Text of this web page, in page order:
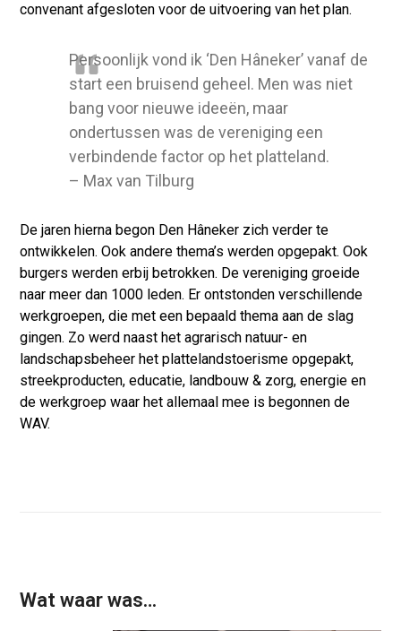
convenant afgesloten voor de uitvoering van het plan.
Persoonlijk vond ik ‘Den Hâneker’ vanaf de
start een bruisend geheel. Men was niet
bang voor nieuwe ideeën, maar
ondertussen was de vereniging een
verbindende factor op het platteland.
– Max van Tilburg
De jaren hierna begon Den Hâneker zich verder te
ontwikkelen. Ook andere thema’s werden opgepakt. Ook
burgers werden erbij betrokken. De vereniging groeide
naar meer dan 1000 leden. Er ontstonden verschillende
werkgroepen, die met een bepaald thema aan de slag
gingen. Zo werd naast het agrarisch natuur- en
landschapsbeheer het plattelandstoerisme opgepakt,
streekproducten, educatie, landbouw & zorg, energie en
de werkgroep waar het allemaal mee is begonnen de
WAV.
Wat waar was…